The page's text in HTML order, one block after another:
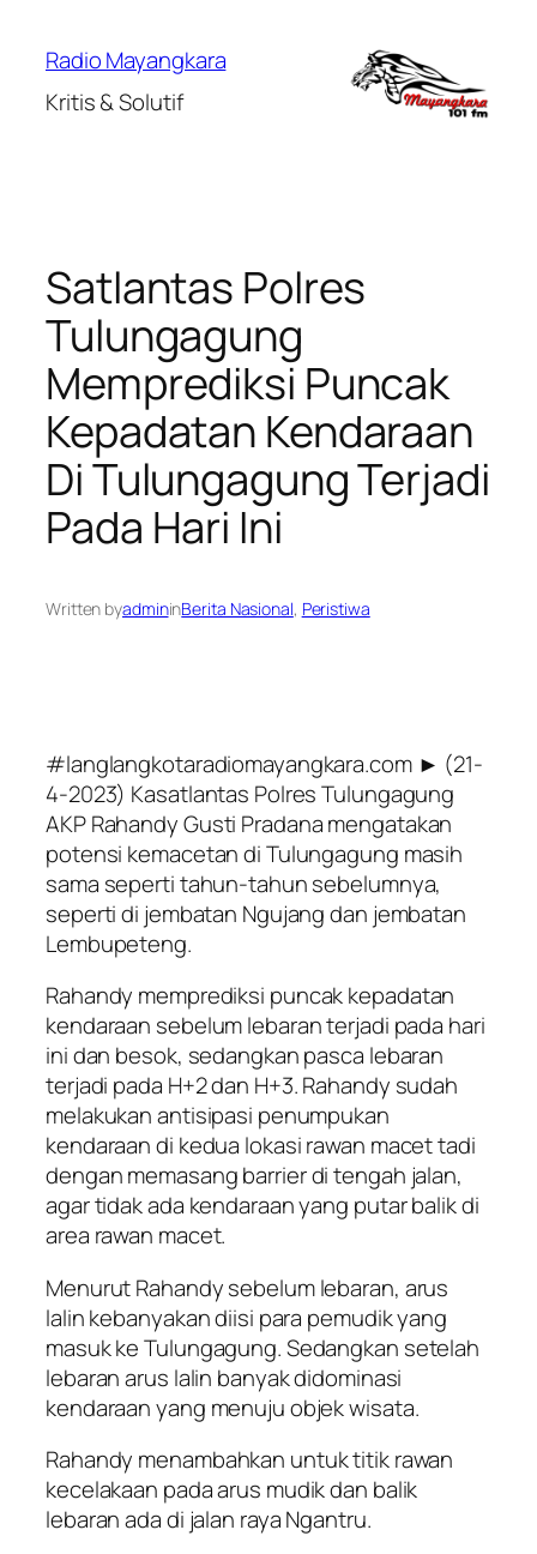
Radio Mayangkara
Kritis & Solutif
Satlantas Polres
Tulungagung
Memprediksi Puncak
Kepadatan Kendaraan
Di Tulungagung Terjadi
Pada Hari Ini
Written byadmininBerita Nasional, Peristiwa
#langlangkotaradiomayangkara.com ► (21-
4-2023) Kasatlantas Polres Tulungagung
AKP Rahandy Gusti Pradana mengatakan
potensi kemacetan di Tulungagung masih
sama seperti tahun-tahun sebelumnya,
seperti di jembatan Ngujang dan jembatan
Lembupeteng.
Rahandy memprediksi puncak kepadatan
kendaraan sebelum lebaran terjadi pada hari
ini dan besok, sedangkan pasca lebaran
terjadi pada H+2 dan H+3. Rahandy sudah
melakukan antisipasi penumpukan
kendaraan di kedua lokasi rawan macet tadi
dengan memasang barrier di tengah jalan,
agar tidak ada kendaraan yang putar balik di
area rawan macet.
Menurut Rahandy sebelum lebaran, arus
lalin kebanyakan diisi para pemudik yang
masuk ke Tulungagung. Sedangkan setelah
lebaran arus lalin banyak didominasi
kendaraan yang menuju objek wisata.
Rahandy menambahkan untuk titik rawan
kecelakaan pada arus mudik dan balik
lebaran ada di jalan raya Ngantru.